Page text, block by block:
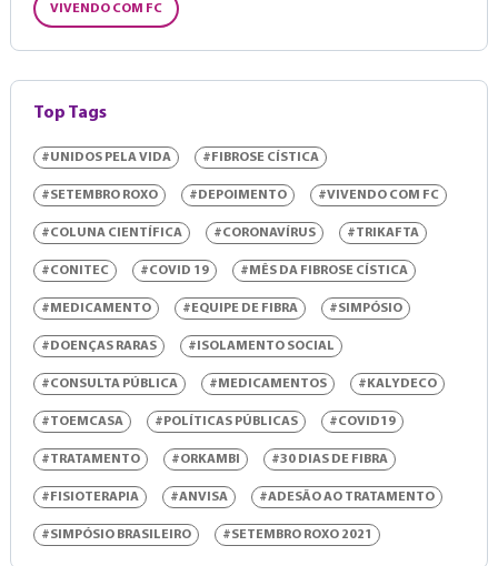
VIVENDO COM FC
Top Tags
#UNIDOS PELA VIDA #FIBROSE CÍSTICA
#SETEMBRO ROXO #DEPOIMENTO #VIVENDO COM FC
#COLUNA CIENTÍFICA #CORONAVÍRUS #TRIKAFTA
#CONITEC #COVID 19 #MÊS DA FIBROSE CÍSTICA
#MEDICAMENTO #EQUIPE DE FIBRA #SIMPÓSIO
#DOENÇAS RARAS #ISOLAMENTO SOCIAL
#CONSULTA PÚBLICA #MEDICAMENTOS #KALYDECO
#TOEMCASA #POLÍTICAS PÚBLICAS #COVID19
#TRATAMENTO #ORKAMBI #30 DIAS DE FIBRA
#FISIOTERAPIA #ANVISA #ADESÃO AO TRATAMENTO
#SIMPÓSIO BRASILEIRO #SETEMBRO ROXO 2021